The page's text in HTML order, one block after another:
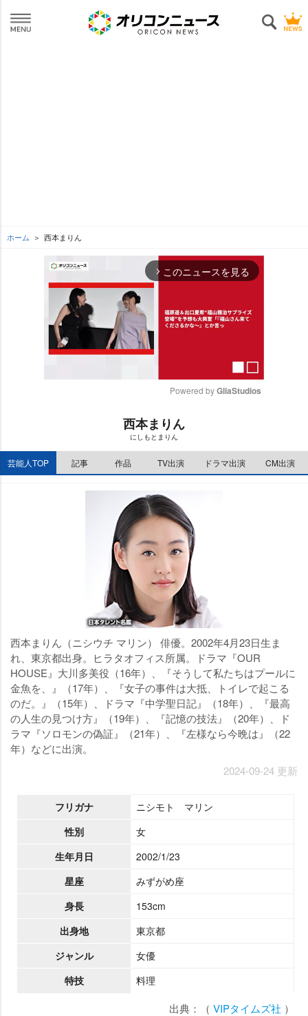
ホーム 西本まりん
arrow_forward_ios このニュースを見る
e
Powered by GliaStudios
西本まりん
にしもとまりん
芸能人TOP 記事 作品 TV出演 ドラマ出演 CM出演
西本まりん（ニシウチ マリン） 俳優。2002年4月23日生ま
れ、東京都出身。ヒラタオフィス所属。ドラマ『OUR
HOUSE』大川多美役（16年）、『そうして私たちはプールに
金魚を、』（17年）、『女子の事件は大抵、トイレで起こる
のだ。』（15年）、ドラマ『中学聖日記』（18年）、『最高
の人生の見つけ方』（19年）、『記憶の技法』（20年）、ド
ラマ『ソロモンの偽証』（21年）、『左様なら今晩は』（22
年）などに出演。
2024-09-24 更新
フリガナ
ニシモト マリン
性別
女
生年月日
2002/1/23
星座
みずがめ座
身長
153cm
出身地
東京都
ジャンル
女優
特技
料理
出典：（ VIPタイムズ社 ）